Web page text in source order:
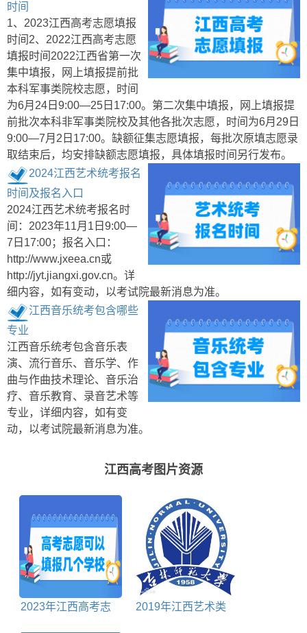
时间
1、2023江西高考志愿填报
时间2、2022江西高考志愿
填报时间2022江西省第一次
集中填报，网上填报提前批
本科军事类院校志愿，时间
为6月24日9:00—25日17:00。第二次集中填报，网上填报提
前批次本科非军事类院校及其他各批次志愿，时间为6月29日
9:00—7月2日17:00。缺额征集志愿填报，每批次原填志愿录
取结束后，均安排缺额志愿填报，具体填报时间另行发布。
2024江西艺术统考报名
时间及报名入口
2024江西艺术统考报名时
间：2023年11月1日9:00—
7日17:00；报名入口：
http://www.jxeea.cn或
http://jyt.jiangxi.gov.cn。详
细内容，如有变动，以考试院最新消息为准。
江西音乐统考包含哪些
专业
江西音乐统考包含音乐表
演、流行音乐、音乐学、作
曲与作曲技术理论、音乐治
疗、音乐教育、录音艺术等
专业，详细内容，如有变
动，以考试院最新消息为准。
江西高考图片资源
2023年江西高考志
2019年江西艺术类